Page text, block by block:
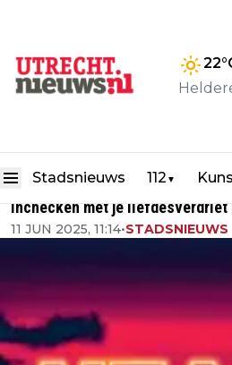
22
Stadsnieuws 112 ▼
Inchecken met je liefdesverdriet
11 JUN 2025, 11:14•STADSNIEUWS